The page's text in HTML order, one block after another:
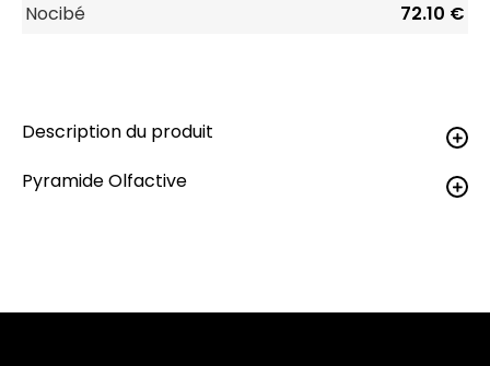
Nocibé
72.10 €
Description du produit
Pyramide Olfactive